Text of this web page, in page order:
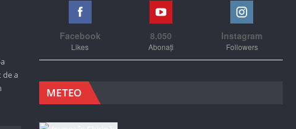
de a
Facebook
Likes
8,050
Abonați
Instagram
Followers
METEO